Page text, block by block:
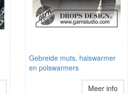
Gebreide muts, halswarmer
en polswarmers
Meer info